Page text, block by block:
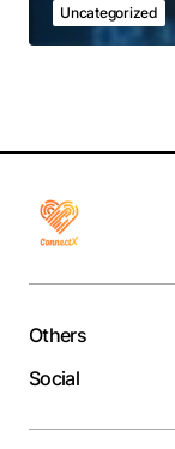
Uncategorized
Others
Social